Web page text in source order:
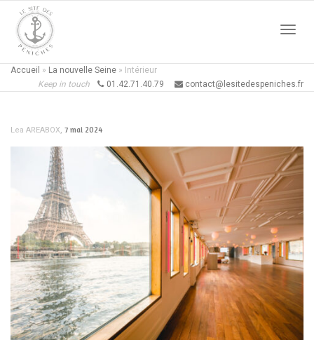
Accueil » La nouvelle Seine » Intérieur
Keep in touch
01.42.71.40.79 contact@lesitedespeniches.fr
Lea AREABOX, 7 mai 2024